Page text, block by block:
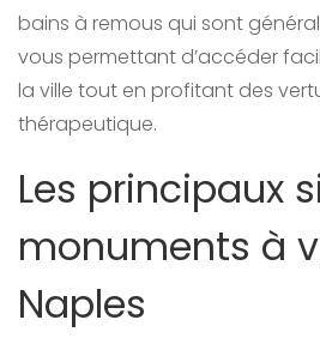
bains à remous qui sont
vous permettant d’accéder
la ville tout en profitant des
thérapeutique.
Les principaux
monuments à
Naples